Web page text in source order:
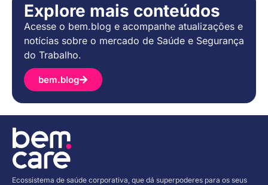
Explore mais conteúdos
Acesse o bem.blog e acompanhe atualizações e
notícias sobre o mercado de Saúde e Segurança
do Trabalho.
bem.blog
Ecossistema de saúde corporativa, que dá superpoderes para os seus